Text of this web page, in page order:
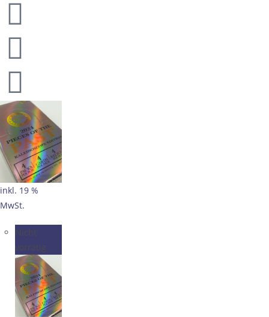
inkl. 19 %
MwSt.
Nicht
vorrätig